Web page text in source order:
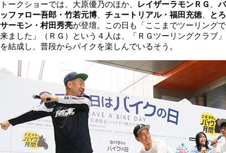
トークショーでは、大原優乃のほか、 レイザーラモンＲＧ 、バ
ッファロー吾郎・竹若元博
チュートリアル・福田充徳、
とろ
サーモン・村田秀亮が登壇。この日も「ここまでツーリングで
来ました」（ＲＧ）という４人は、「ＲＧツーリングクラブ」
を結成し、普段からバイクを楽しんでいるそう。